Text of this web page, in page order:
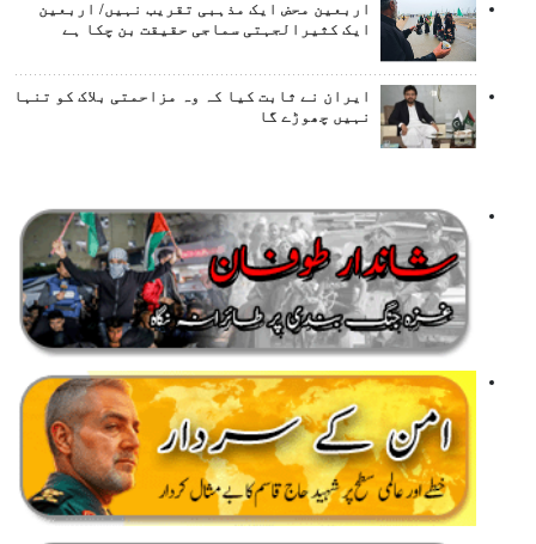
اربعین محض ایک مذہبی تقریب نہیں/ اربعین
ایک کثیرالجہتی سماجی حقیقت بن چکا ہے
ایران نے ثابت کیا کہ وہ مزاحمتی بلاک کو تنہا
نہیں چھوڑے گا